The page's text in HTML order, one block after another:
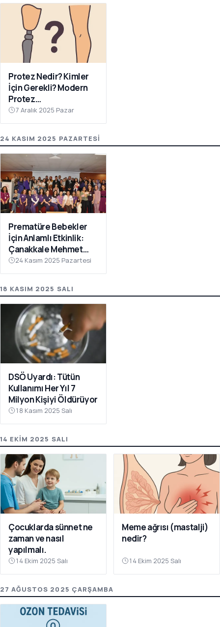
Protez Nedir? Kimler
İçin Gerekli? Modern
Protez
Teknolojilerinde Son
Gelişmeler
7 Aralık 2025 Pazar
24 KASIM 2025 PAZARTESI
Prematüre Bebekler
İçin Anlamlı Etkinlik:
Çanakkale Mehmet
Akif Ersoy Devlet
Hastanesinde
24 Kasım 2025 Pazartesi
18 KASIM 2025 SALI
DSÖ Uyardı: Tütün
Kullanımı Her Yıl 7
Milyon Kişiyi Öldürüyor
18 Kasım 2025 Salı
14 EKIM 2025 SALI
Çocuklarda sünnet ne
zaman ve nasıl
yapılmalı.
14 Ekim 2025 Salı
Meme ağrısı (mastalji)
nedir?
14 Ekim 2025 Salı
27 AĞUSTOS 2025 ÇARŞAMBA